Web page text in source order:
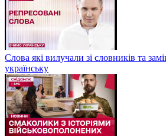
Слова які вилучали зі словників та
українську